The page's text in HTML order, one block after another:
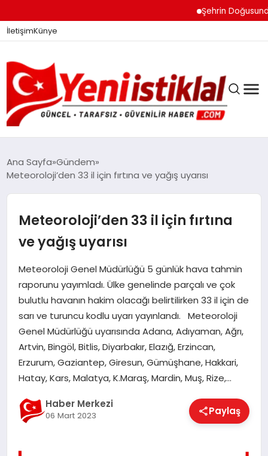
Şehrin Doğusundan
İletişimKünye
GÜNDEM
DÜNYA
EĞITIM
EKONOMI
MAGAZIN
SAĞLIK
Ana Sayfa Gündem
Meteoroloji’den 33 il için fırtına ve yağış uyarısı
Meteoroloji’den 33 il için fırtına
ve yağış uyarısı
Meteoroloji Genel Müdürlüğü 5 günlük hava tahmin
raporunu yayımladı. Ülke genelinde parçalı ve çok
bulutlu havanın hakim olacağı belirtilirken 33 il için de
sarı ve turuncu kodlu uyarı yayınlandı. Meteoroloji
Genel Müdürlüğü uyarısında Adana, Adıyaman, Ağrı,
Artvin, Bingöl, Bitlis, Diyarbakır, Elazığ, Erzincan,
Erzurum, Gaziantep, Giresun, Gümüşhane, Hakkari,
Hatay, Kars, Malatya, K.Maraş, Mardin, Muş, Rize,…
Haber Merkezi
06 Mart 2023 Paylaş